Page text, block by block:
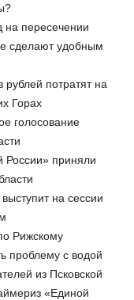
пересечении
сделают удобным
потратят на
Горах
голосование
России» приняли
на сессии
Рижскому
проблему с водой
из Псковской
«Единой